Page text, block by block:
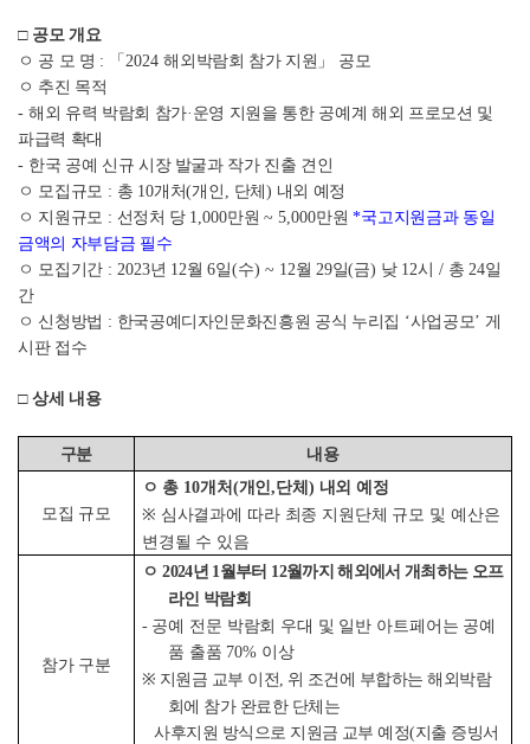
□ 공모 개요
ㅇ 공 모 명 : 「2024해외박람회 참가 지원 」 공모
ㅇ 추진 목적
- 해외 유력 박람회 참가· 운영 지원을 통한 공예계 해외 프로모션 및
파급력 확대
- 한국 공예 신규 시장 발굴과 작가 진출 견인
ㅇ 모집규모 : 총 10개처(개인 , 단체 ) 내외 예정
ㅇ 지원규모 : 선정처 당 1,000만원~ 5,000만원*국고지원금과 동일
금액의 자부담금 필수
ㅇ 모집기간 : 2023년 12월6일(수) ~ 12월 29일(금) 낮 12시 / 총24일
간
ㅇ 신청방법 : 한국공예디자인문화진흥원 공식 누리집 ‘사업공모’게
시판 접수
□ 상세 내용
구분 내용
모집 규모
ㅇ 총 10개처 (개인,단체 ) 내외 예정
※ 심사결과에 따라 최종 지원단체 규모 및 예산은
변경될 수 있음
참가 구분
ㅇ2024년 1 월부터 12월까지 해외에서 개최하는 오프
라인 박람회
- 공예 전문 박람회 우대 및 일반 아트페어는 공예
품 출품 70% 이상
※ 지원금 교부 이전 위 조건에 부합하는 해외박람
회에 참가 완료한 단체는
사후지원 방식으로 지원금 교부 예정(지출 증빙서